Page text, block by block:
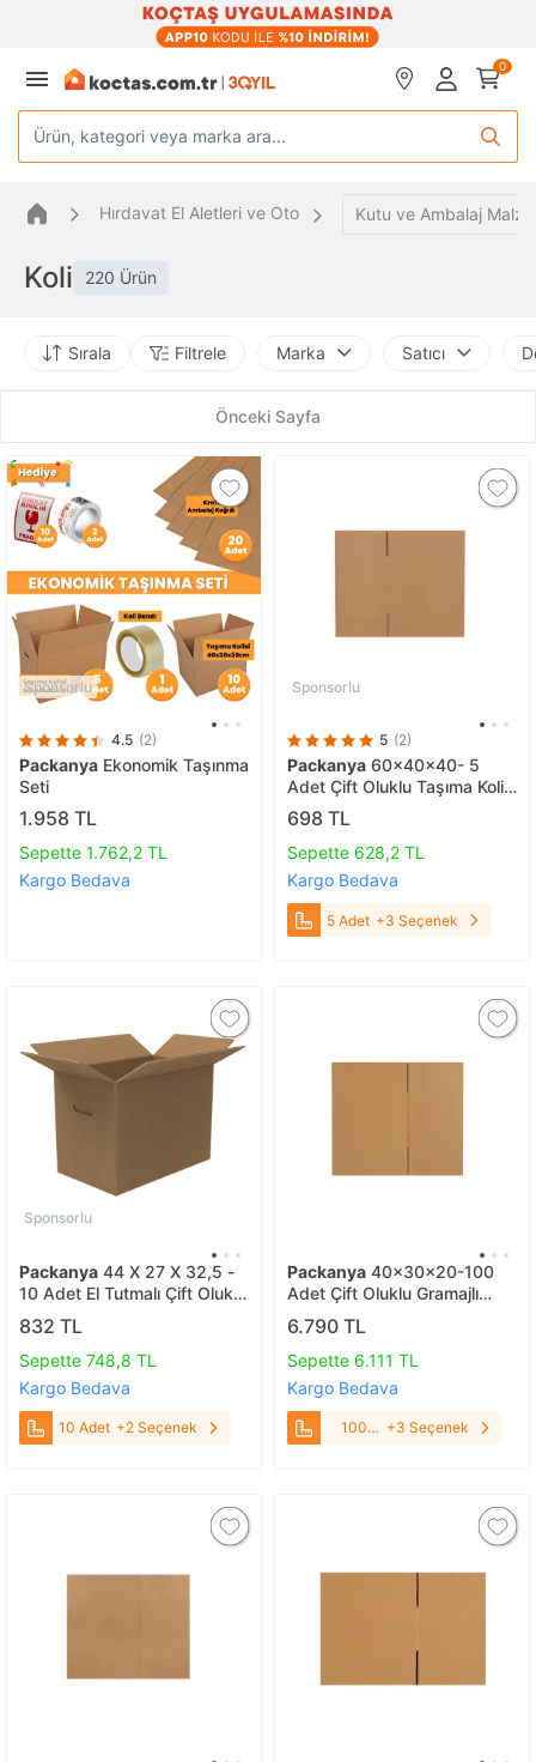
0
Ürün, kategori veya marka ara...
Hırdavat El Aletleri ve Oto Kutu ve Ambalaj
Koli 220 Ürün
Sırala Filtrele Marka Satıcı
Önceki Sayfa
Sponsorlu
4.5 (2)
Packanya Ekonomik Taşınma
Seti
1.958 TL
Sepette 1.762,2 TL
Kargo Bedava
Sponsorlu
5 (2)
Packanya 60x40x40- 5
Adet Çift Oluklu Taşıma Kolisi
5 Adet
698 TL
Sepette 628,2 TL
Kargo Bedava
5 Adet +3 Seçenek
Sponsorlu
Packanya 44 X 27 X 32,5 -
10 Adet El Tutmalı Çift Oluklu
Taşıma Kolisi 10 Adet
832 TL
Sepette 748,8 TL
Kargo Bedava
10 Adet +2 Seçenek
Packanya 40x30x20-100
Adet Çift Oluklu Gramajlı
Koliler 100 Adet
6.790 TL
Sepette 6.111 TL
Kargo Bedava
100
+3 Seçenek